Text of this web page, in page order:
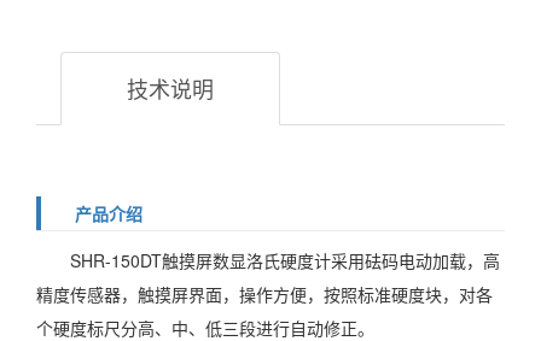
技术说明
产品介绍
SHR-150DT触摸屏数显洛氏硬度计采用砝码电动加载，高
精度传感器，触摸屏界面，操作方便，按照标准硬度块，对各
个硬度标尺分高、中、低三段进行自动修正。